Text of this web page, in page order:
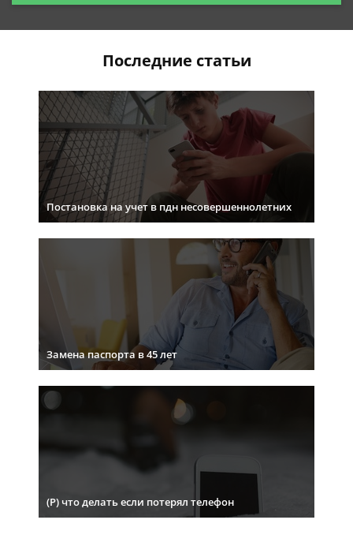
Последние статьи
Постановка на учет в пдн несовершеннолетних
Замена паспорта в 45 лет
(Р) что делать если потерял телефон